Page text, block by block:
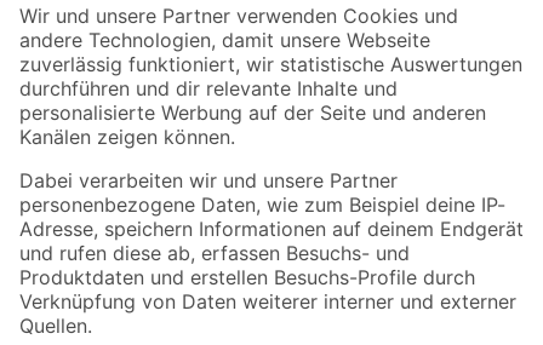
Der toom Newsletter: Keine Angebote und Aktionen mehr verpassen!
Zur Newsletter Anmeldung
Folge uns
Zahlungsarten Versandarten